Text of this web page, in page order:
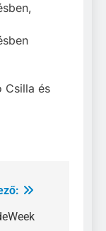
Csilla és